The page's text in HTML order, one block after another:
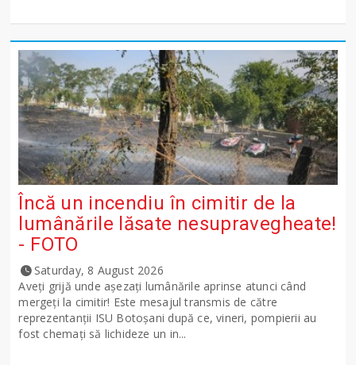
Încă un incendiu în cimitir de la
lumânările lăsate nesupravegheate!
- FOTO
Saturday, 8 August 2026
Aveți grijă unde așezați lumânările aprinse atunci când
mergeți la cimitir! Este mesajul transmis de către
reprezentanții ISU Botoșani după ce, vineri, pompierii au
fost chemați să lichideze un in...